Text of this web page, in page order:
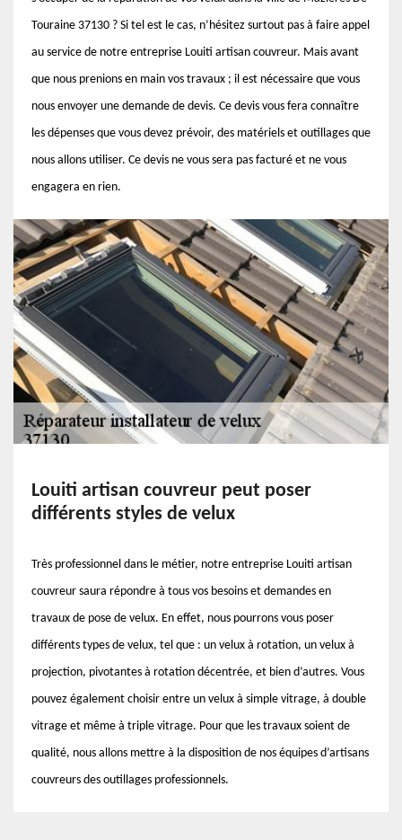
Touraine 37130 ? Si tel est le cas, n’hésitez surtout pas à faire appel
au service de notre entreprise Louiti artisan couvreur. Mais avant
que nous prenions en main vos travaux ; il est nécessaire que vous
nous envoyer une demande de devis. Ce devis vous fera connaître
les dépenses que vous devez prévoir, des matériels et outillages que
nous allons utiliser. Ce devis ne vous sera pas facturé et ne vous
engagera en rien.
Louiti artisan couvreur peut poser
différents styles de velux
Très professionnel dans le métier, notre entreprise Louiti artisan
couvreur saura répondre à tous vos besoins et demandes en
travaux de pose de velux. En effet, nous pourrons vous poser
différents types de velux, tel que : un velux à rotation, un velux à
projection, pivotantes à rotation décentrée, et bien d’autres. Vous
pouvez également choisir entre un velux à simple vitrage, à double
vitrage et même à triple vitrage. Pour que les travaux soient de
qualité, nous allons mettre à la disposition de nos équipes d’artisans
couvreurs des outillages professionnels.